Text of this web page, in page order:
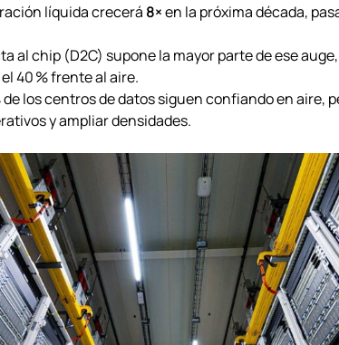
líquida crecerá 8×en la próxima década,
al chip (D2C) supone la mayor parte de ese
40 % frente al aire.
de los centros de datos siguen confiando en aire,
y ampliar densidades.